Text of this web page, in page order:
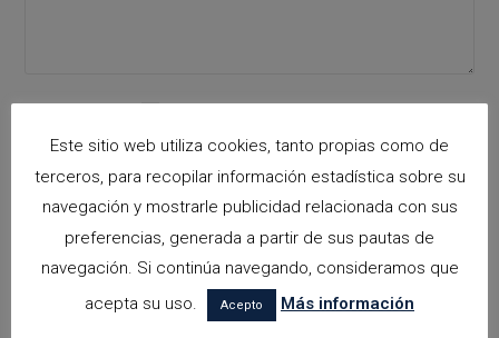
arquitectora espacios biofilicos
Arquitectos en Alicante
Este sitio web utiliza cookies, tanto propias como de
terceros, para recopilar información estadística sobre su
navegación y mostrarle publicidad relacionada con sus
preferencias, generada a partir de sus pautas de
navegación. Si continúa navegando, consideramos que
acepta su uso.
Acepto Más información